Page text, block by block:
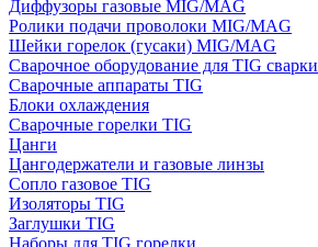
Диффузоры газовые MIG/MAG
Ролики подачи проволоки MIG/MAG
Шейки горелок (гусаки) MIG/MAG
Сварочное оборудование для TIG сварки
Сварочные аппараты TIG
Блоки охлаждения
Сварочные горелки TIG
Цанги
Цангодержатели и газовые линзы
Сопло газовое TIG
Изоляторы TIG
Заглушки TIG
Наборы для TIG горелки